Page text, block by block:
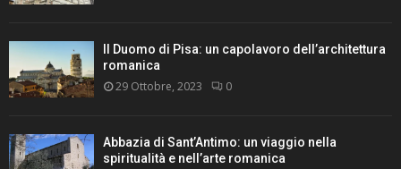
Il Duomo di Pisa: un capolavoro dell’architettura
romanica
29 Ottobre, 2023 0
Abbazia di Sant’Antimo: un viaggio nella
spiritualità e nell’arte romanica